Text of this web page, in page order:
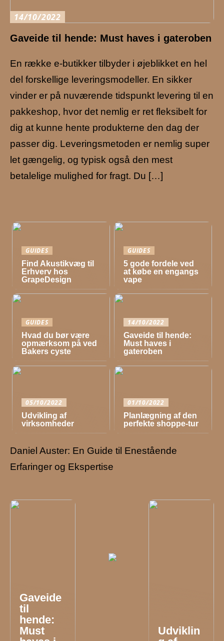
14/10/2022
Gaveide til hende: Must haves i gateroben
En række e-butikker tilbyder i øjeblikket en hel
del forskellige leveringsmodeller. En sikker
vinder er på nuværende tidspunkt levering til en
pakkeshop, hvor det nemlig er ret fleksibelt for
dig at kunne hente produkterne den dag der
passer dig. Leveringsmetoden er nemlig super
let gængelig, og typisk også den mest
betalelige mulighed for fragt. Du […]
GUIDES
Find Akustikvæg til
Erhverv hos
GrapeDesign
GUIDES
5 gode fordele ved
at købe en engangs
vape
GUIDES
Hvad du bør være
opmærksom på ved
Bakers cyste
14/10/2022
Gaveide til hende:
Must haves i
gateroben
05/10/2022
Udvikling af
virksomheder
01/10/2022
Planlægning af den
perfekte shoppe-tur
Daniel Auster: En Guide til Enestående
Erfaringer og Ekspertise
Gaveide
til
hende:
Must
Udviklin